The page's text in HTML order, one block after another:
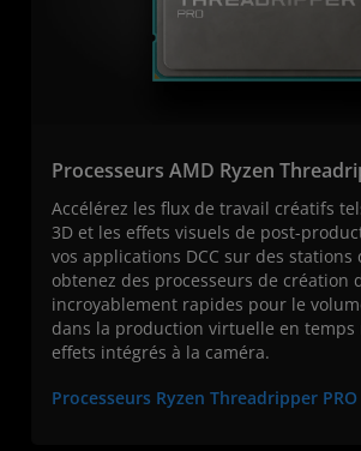
Processeurs AMD Ryzen
Accélérez les flux de travail créatifs
3D et les effets visuels de post-
vos applications DCC sur des stations
obtenez des processeurs de création
incroyablement rapides pour le
dans la production virtuelle en temps
effets intégrés à la caméra.
Processeurs Ryzen Threadripper PRO